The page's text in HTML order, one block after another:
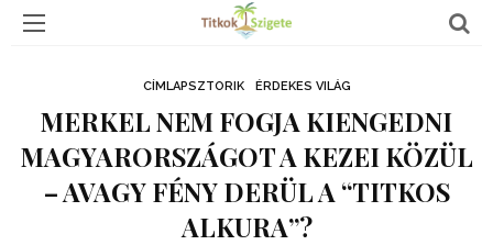
CÍMLAPSZTORIK ÉRDEKES VILÁG
MERKEL NEM FOGJA KIENGEDNI
MAGYARORSZÁGOT A KEZEI KÖZÜL
– AVAGY FÉNY DERÜL A “TITKOS
ALKURA”?